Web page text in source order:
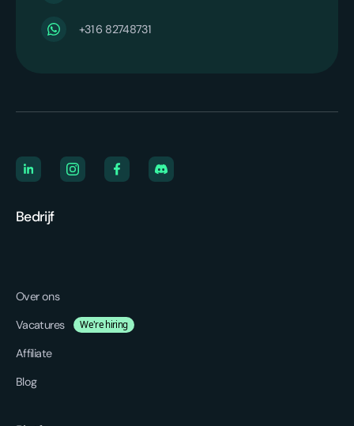
‪+31 6 82748731‬
Bedrijf
Over ons
Vacatures
We're hiring
Affiliate
Blog